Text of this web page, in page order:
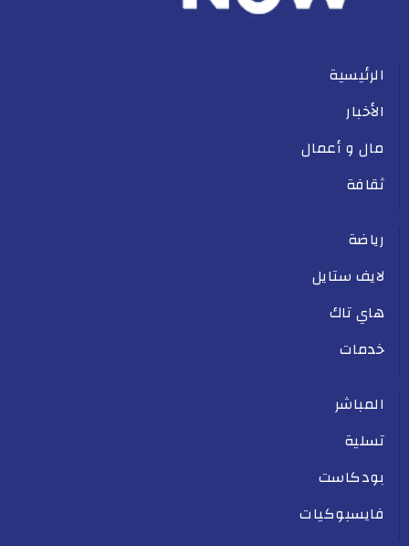
الرئيسية
الأخبار
مال و أعمال
ثقافة
رياضة
لايف ستايل
هاي تاك
خدمات
المباشر
تسلية
بودكاست
فايسبوكيات